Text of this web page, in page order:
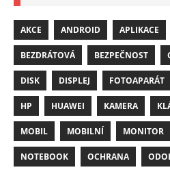
AKCE ANDROID APLIKACE
BEZDRÁTOVÁ BEZPEČNOST
DISK DISPLEJ FOTOAPARÁT
HP HUAWEI KAMERA
MOBIL MOBILNÍ MONITOR
NOTEBOOK OCHRANA